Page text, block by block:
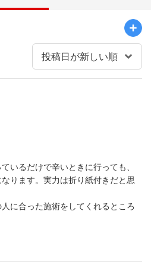
いるだけで辛いときに行っても、
ります。実力は折り紙付きだと思
に合った施術をしてくれるところ